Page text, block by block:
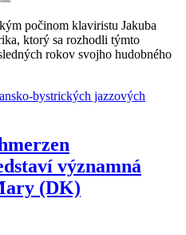
počinom klaviristu Jakuba
ktorý sa rozhodli týmto
rokov svojho hudobného
bystrických jazzových
významná
(DK)